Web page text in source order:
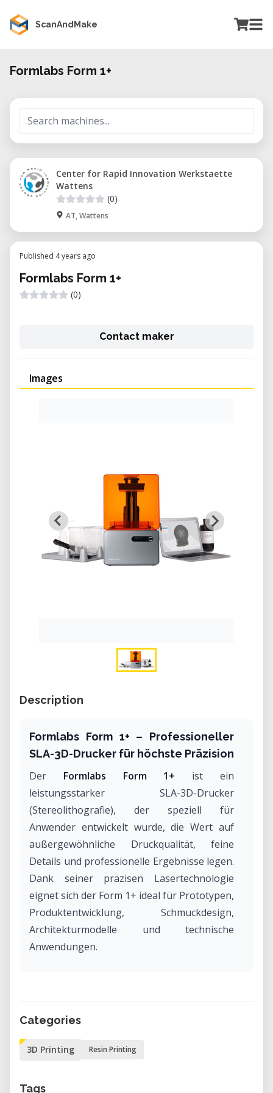
ScanAndMake
Formlabs Form 1+
Center for Rapid Innovation Werkstaette
Wattens
(0)
AT, Wattens
Published 4 years ago
Formlabs Form 1+
(0)
Contact maker
Images
Description
Formlabs Form 1+ – Professioneller
SLA-3D-Drucker für höchste Präzision
Der Formlabs Form 1+ ist ein
leistungsstarker SLA-3D-Drucker
(Stereolithografie), der speziell für
Anwender entwickelt wurde, die Wert auf
außergewöhnliche Druckqualität, feine
Details und professionelle Ergebnisse legen.
Dank seiner präzisen Lasertechnologie
eignet sich der Form 1+ ideal für Prototypen,
Produktentwicklung, Schmuckdesign,
Architekturmodelle und technische
Anwendungen.
Im Gegensatz zu herkömmlichen FDM-3D-
Druckern arbeitet der Formlabs Form 1+ mit
einem hochpräzisen Laser, der flüssiges
Categories
3D Printing Resin Printing
Tags